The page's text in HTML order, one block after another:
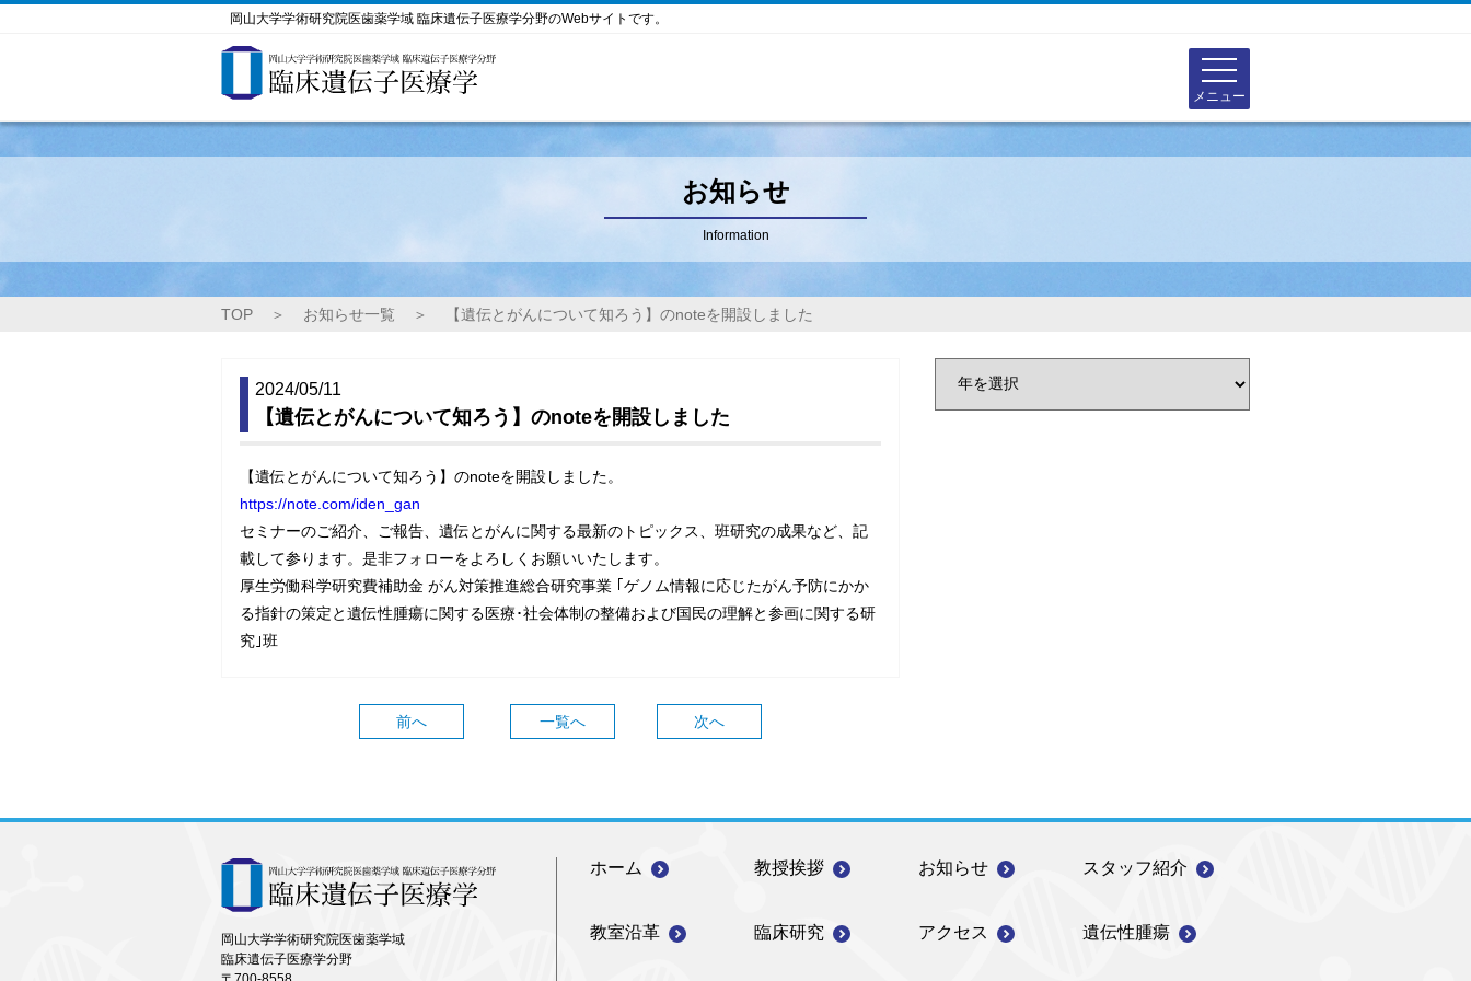
岡山大学学術研究院医歯薬学域 臨床遺伝子医療学分野のWebサイトです。
お知らせ
Information
TOP ＞ お知らせ一覧 ＞ 【遺伝とがんについて知ろう】のnoteを開設しました
2024/05/11
【遺伝とがんについて知ろう】のnoteを開設しました
【遺伝とがんについて知ろう】のnoteを開設しました。
https://note.com/iden_gan
セミナーのご紹介、ご報告、遺伝とがんに関する最新のトピックス、班研究の成果など、記
載して参ります。是非フォローをよろしくお願いいたします。
厚生労働科学研究費補助金 がん対策推進総合研究事業 ｢ゲノム情報に応じたがん予防にかか
る指針の策定と遺伝性腫瘍に関する医療･社会体制の整備および国民の理解と参画に関する研
究｣班
前へ 一覧へ 次へ
岡山大学学術研究院医歯薬学域
臨床遺伝子医療学分野
ホーム 教授挨拶 お知らせ スタッフ紹介
教室沿革 臨床研究 アクセス 遺伝性腫瘍